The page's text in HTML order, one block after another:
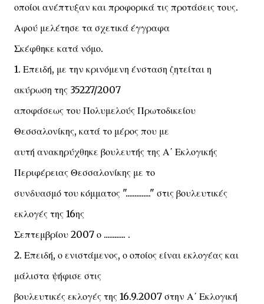
οποίοι ανέπτυξαν και προφορικά τις προτάσεις τους.
Αφού μελέτησε τα σχετικά έγγραφα
Σκέφθηκε κατά νόμο.
1. Επειδή, με την κρινόμενη ένσταση ζητείται η
ακύρωση της 35227/2007
αποφάσεως του Πολυμελούς Πρωτοδικείου
Θεσσαλονίκης, κατά το μέρος που με
αυτή ανακηρύχθηκε βουλευτής της Α΄ Εκλογικής
Περιφέρειας Θεσσαλονίκης με το
συνδυασμό του κόμματος ".............." στις βουλευτικές
εκλογές της 16ης
Σεπτεμβρίου 2007 ο ............ .
2. Επειδή, ο ενιστάμενος, ο οποίος είναι εκλογέας και
μάλιστα ψήφισε στις
βουλευτικές εκλογές της 16.9.2007 στην Α΄ Εκλογική